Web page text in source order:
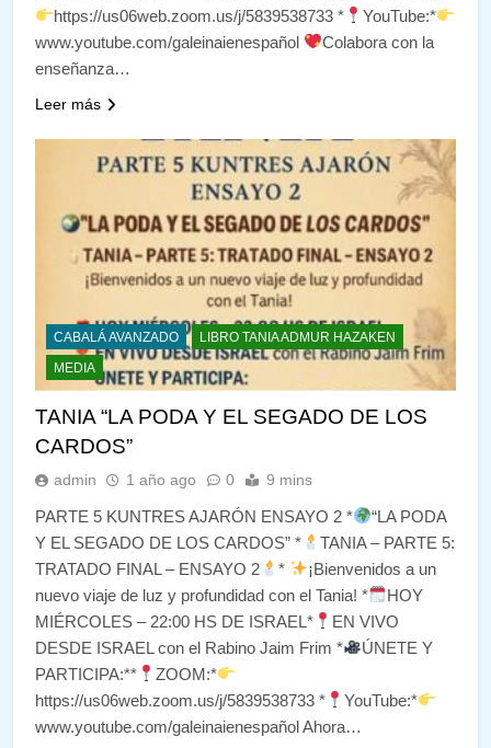
https://us06web.zoom.us/j/5839538733 *
YouTube:*
www.youtube.com/galeinaienespañol
Colabora con la
enseñanza…
Leer más
CABALÁ AVANZADO
LIBRO TANIA ADMUR HAZAKEN
MEDIA
TANIA “LA PODA Y EL SEGADO DE LOS
CARDOS”
admin 1 año ago 0 9 mins
PARTE 5 KUNTRES AJARÓN ENSAYO 2 *
“LA PODA
Y EL SEGADO DE LOS CARDOS” *
TANIA – PARTE 5:
TRATADO FINAL – ENSAYO 2
*
¡Bienvenidos a un
nuevo viaje de luz y profundidad con el Tania! *
HOY
MIÉRCOLES – 22:00 HS DE ISRAEL*
EN VIVO
DESDE ISRAEL con el Rabino Jaim Frim *
ÚNETE Y
PARTICIPA:**
ZOOM:*
https://us06web.zoom.us/j/5839538733 *
YouTube:*
www.youtube.com/galeinaienespañol Ahora…